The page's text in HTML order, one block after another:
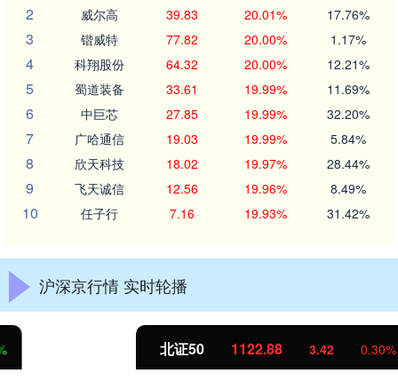
2 威尔高 39.83 20.01% 17.76%
3 锴威特 77.82 20.00% 1.17%
4 科翔股份 64.32 20.00% 12.21%
5 蜀道装备 33.61 19.99% 11.69%
6 中巨芯 27.85 19.99% 32.20%
7 广哈通信 19.03 19.99% 5.84%
8 欣天科技 18.02 19.97% 28.44%
9 飞天诚信 12.56 19.96% 8.49%
10 任子行 7.16 19.93% 31.42%
沪深京行情 实时轮播
1122.88 3.42 0.30%